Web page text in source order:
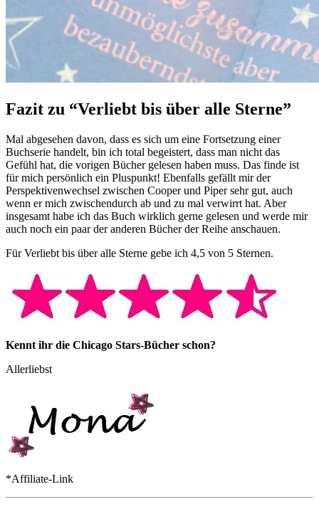
Fazit zu “Verliebt bis über alle Sterne”
Mal abgesehen davon, dass es sich um eine Fortsetzung einer
Buchserie handelt, bin ich total begeistert, dass man nicht das
Gefühl hat, die vorigen Bücher gelesen haben muss. Das finde ist
für mich persönlich ein Pluspunkt! Ebenfalls gefällt mir der
Perspektivenwechsel zwischen Cooper und Piper sehr gut, auch
wenn er mich zwischendurch ab und zu mal verwirrt hat. Aber
insgesamt habe ich das Buch wirklich gerne gelesen und werde mir
auch noch ein paar der anderen Bücher der Reihe anschauen.
Für Verliebt bis über alle Sterne gebe ich 4,5 von 5 Sternen.
Kennt ihr die Chicago Stars-Bücher schon?
Allerliebst
*Affiliate-Link